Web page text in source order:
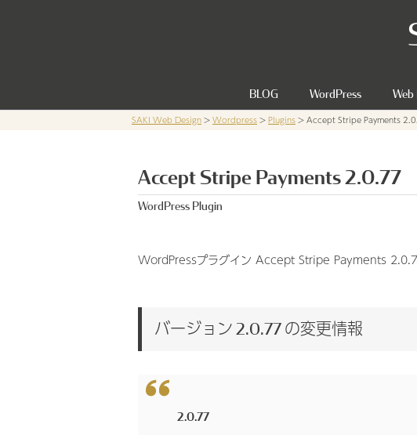
BLOG WordPress Web
SAKI Web Design>Wordpress>Plugins>Accept Stripe Payments
Accept Stripe Payments 2.0.77
WordPress Plugin
WordPressプラグイン Accept Stripe Payments
バージョン 2.0.77 の変更情報
2.0.77